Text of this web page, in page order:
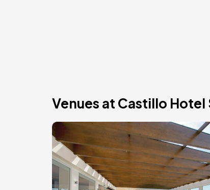
Venues at Castillo
Imagem